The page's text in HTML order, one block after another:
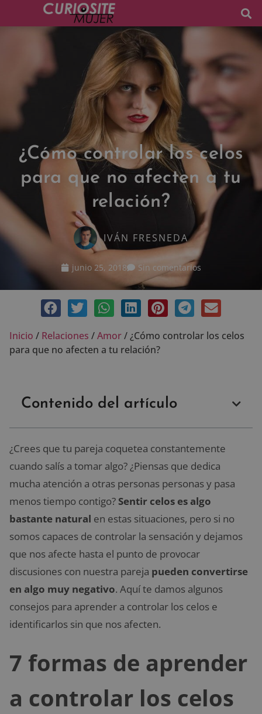
¿Cómo controlar los celos
para que no afecten a tu
relación?
IVÁN FRESNEDA
junio 25, 2018 Sin comentarios
Inicio / Relaciones /Amor/¿Cómo controlar los celos
para que no afecten a tu relación?
Contenido del artículo
¿Crees que tu pareja coquetea constantemente
cuando salís a tomar algo? ¿Piensas que dedica
mucha atención a otras personas personas y pasa
menos tiempo contigo? Sentir celos es algo
bastante natural en estas situaciones, pero si no
somos capaces de controlar la sensación y dejamos
que nos afecte hasta el punto de provocar
discusiones con nuestra pareja pueden convertirse
en algo muy negativo. Aquí te damos algunos
consejos para aprender a controlar los celos e
identificarlos sin que nos afecten.
7 formas de aprender
a controlar los celos